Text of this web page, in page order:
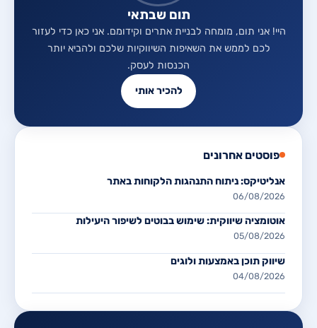
תום שבתאי
היי! אני תום, מומחה לבניית אתרים וקידומם. אני כאן כדי לעזור
לכם לממש את השאיפות השיווקיות שלכם ולהביא יותר
הכנסות לעסק.
להכיר אותי
פוסטים אחרונים
אנליטיקס: ניתוח התנהגות הלקוחות באתר
06/08/2026
אוטומציה שיווקית: שימוש בבוטים לשיפור היעילות
05/08/2026
שיווק תוכן באמצעות ולוגים
04/08/2026